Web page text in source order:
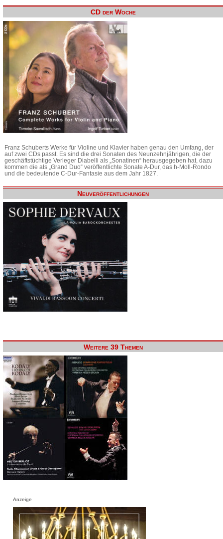
CD der Woche
Franz Schuberts Werke für Violine und Klavier haben genau den Umfang, der
auf zwei CDs passt. Es sind die drei Sonaten des Neunzehnjährigen, die der
geschäftstüchtige Verleger Diabelli als „Sonatinen“ herausgegeben hat, dazu
kommen die als „Grand Duo“ veröffentlichte Sonate A-Dur, das h-Moll-Rondo
und die bedeutende C-Dur-Fantasie aus dem Jahr 1827.
Neuveröffentlichungen
Weitere 39 Themen
Anzeige